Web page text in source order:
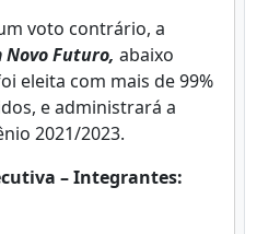
voto contrário, a
Novo Futuro, abaixo
eleita com mais de 99%
e administrará a
2021/2023.
– Integrantes: